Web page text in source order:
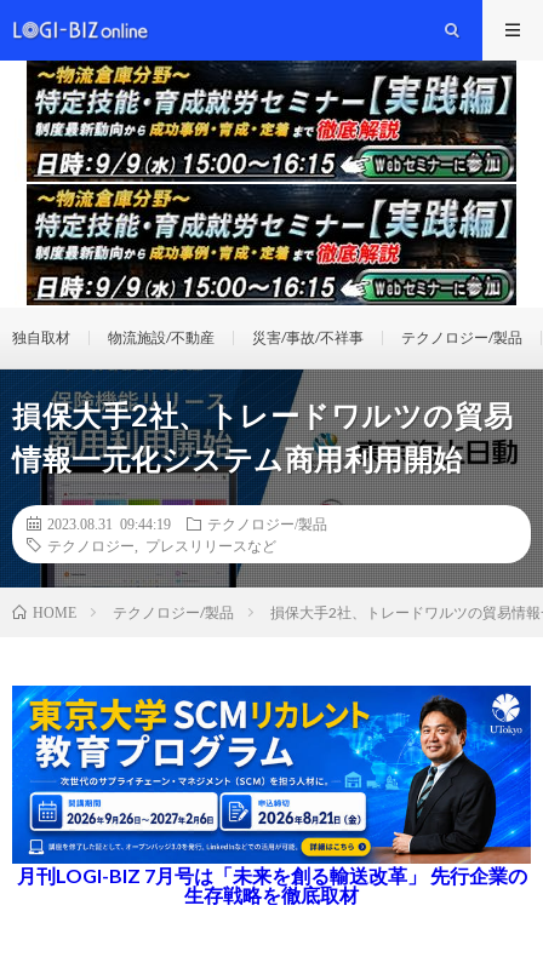
独自取材 物流施設/不動産 災害/事故/不祥事 テクノロジー/製品
損保大手2社、トレードワルツの貿易
情報一元化システム商用利用開始
2023.08.31 09:44:19
テクノロジー/製品
テクノロジー
プレスリリースなど
HOME テクノロジー/製品 損保大手2社、トレードワルツの貿易情
月刊LOGI-BIZ 7月号は「未来を創る輸送改革」 先行企業の
生存戦略を徹底取材